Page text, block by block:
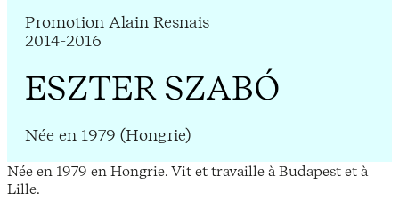
Promotion Alain Resnais
2014-2016
ESZTER SZABÓ
Née en 1979 (Hongrie)
Née en 1979 en Hongrie. Vit et travaille à Budapest et à
Lille.